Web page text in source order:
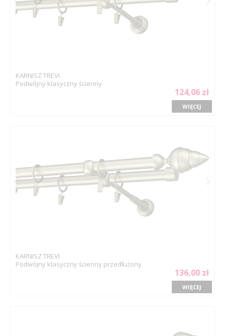
KARNISZ TREVI
Podwójny klasyczny ścienny
124,06 zł
WIĘCEJ
KARNISZ TREVI
Podwójny klasyczny ścienny przedłużony
136,00 zł
WIĘCEJ